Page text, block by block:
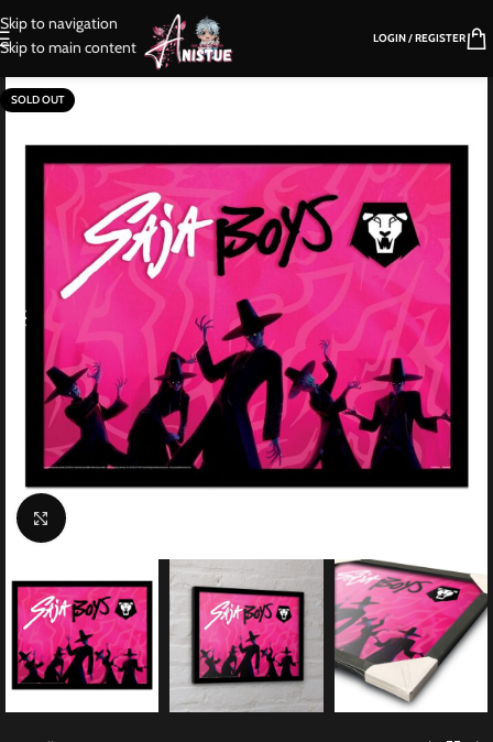
Skip to navigation
Skip to main content
LOGIN / REGISTER
SOLD OUT
Click to enlarge